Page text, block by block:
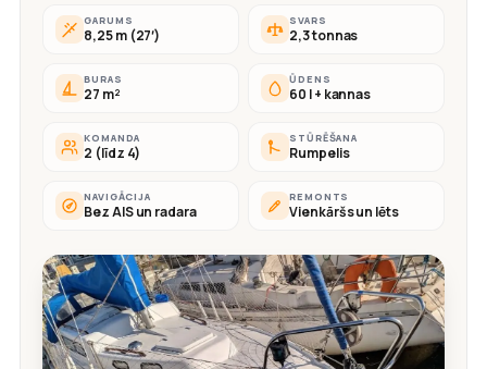
GARUMS
8,25 m (27′)
SVARS
2,3 tonnas
BURAS
27 m²
ŪDENS
60 l + kannas
KOMANDA
2 (līdz 4)
STŪRĒŠANA
Rumpelis
NAVIGĀCIJA
Bez AIS un radara
REMONTS
Vienkāršs un lēts